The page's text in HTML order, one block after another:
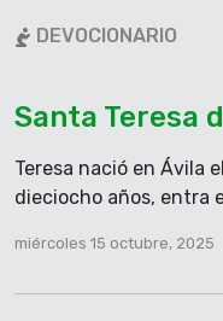
DEVOCIONARIO
Santa Teresa
Teresa nació en Ávila
dieciocho años, entra
miércoles 15 octubre, 2025